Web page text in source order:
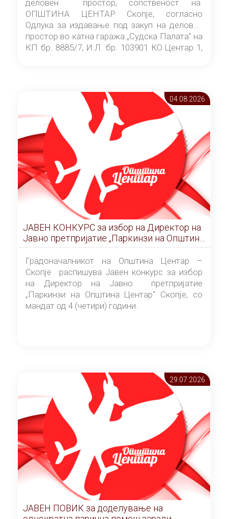
деловен простор, сопственост на
ОПШТИНА ЦЕНТАР Скопје, согласно
Одлука за издавање под закуп на деловен
простор во катна гаража „Судска Палата” на
КП бр. 8885/7, И.Л. бр. 103901 КО Центар 1,
Скопје” број 9/2026), за времетраење од 3
(три) години од денот на потпишувањето на
Договорот за закуп со најповолниот
понудувач.
04.08 2026
ЈАВЕН КОНКУРС за избор на Директор на
Јавно претпријатие „Паркинзи на Општина
Центар“ – Скопје
Градоначалникот на Општина Центар –
Скопје распишува Јавен конкурс за избор
на Директор на Јавно претпријатие
„Паркинзи на Општина Центар“ Скопје, со
мандат од 4 (четири) години.
29.07 2026
ЈАВЕН ПОВИК за доделување на